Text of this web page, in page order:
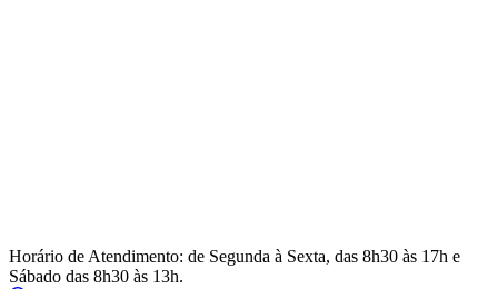
Horário de Atendimento: de Segunda à Sexta, das 8h30 às 17h e
Sábado das 8h30 às 13h.